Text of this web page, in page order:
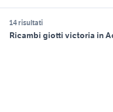
14 risultati
Ricambi giotti victoria in